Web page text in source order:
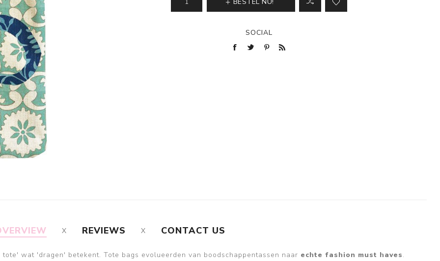
BESTEL NU!
SOCIAL
REVIEWS CONTACT US
wat 'dragen' betekent. Tote bags evolueerden van boodschappentassen naar echte fashion must haves.